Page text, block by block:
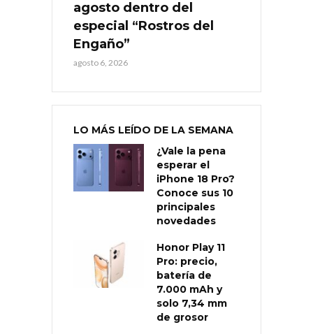
agosto dentro del
especial “Rostros del
Engaño”
agosto 6, 2026
LO MÁS LEÍDO DE LA SEMANA
¿Vale la pena
esperar el
iPhone 18 Pro?
Conoce sus 10
principales
novedades
Honor Play 11
Pro: precio,
batería de
7.000 mAh y
solo 7,34 mm
de grosor